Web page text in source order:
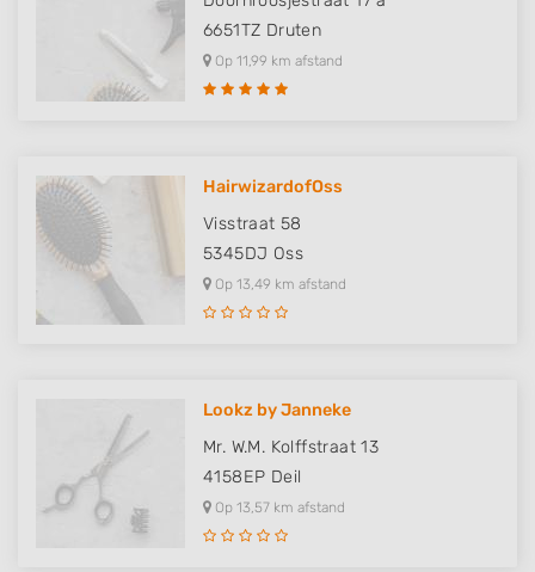
6651TZ Druten
Op 11,99 km afstand
HairwizardofOss
Visstraat 58
5345DJ Oss
Op 13,49 km afstand
Lookz by Janneke
Mr. W.M. Kolffstraat 13
4158EP Deil
Op 13,57 km afstand